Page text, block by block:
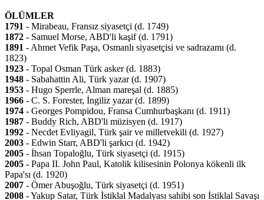
ÖLÜMLER
1791 - Mirabeau, Fransız siyasetçi (d. 1749)
1872 - Samuel Morse, ABD'li kaşif (d. 1791)
1891 - Ahmet Vefik Paşa, Osmanlı siyasetçisi ve sadrazamı (d.
1823)
1923 - Topal Osman Türk asker (d. 1883)
1948 - Sabahattin Ali, Türk yazar (d. 1907)
1953 - Hugo Sperrle, Alman mareşal (d. 1885)
1966 - C. S. Forester, İngiliz yazar (d. 1899)
1974 - Georges Pompidou, Fransa Cumhurbaşkanı (d. 1911)
1987 - Buddy Rich, ABD'li müzisyen (d. 1917)
1992 - Necdet Evliyagil, Türk şair ve milletvekili (d. 1927)
2003 - Edwin Starr, ABD'li şarkıcı (d. 1942)
2005 - İhsan Topaloğlu, Türk siyasetçi (d. 1915)
2005 - Papa II. John Paul, Katolik kilisesinin Polonya kökenli ilk
Papa'sı (d. 1920)
2007 - Ömer Abuşoğlu, Türk siyasetçi (d. 1951)
2008 - Yakup Satar, Türk İstiklal Madalyası sahibi son İstiklal Savaşı